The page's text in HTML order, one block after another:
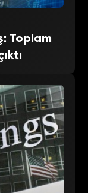
Toplam